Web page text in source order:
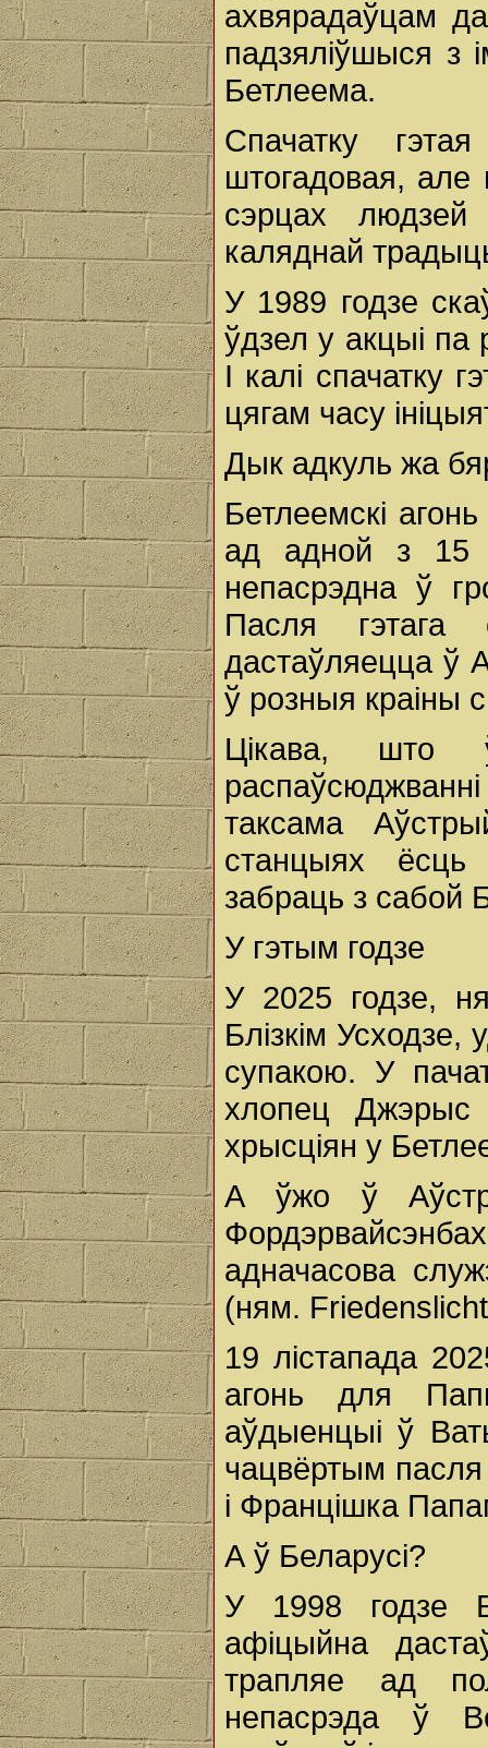
ахвярадаўцам
падзяліўшыся з
Бетлеема.
Спачатку
штогадовая, але
сэрцах людзей
каляднай
У 1989 годзе
ўдзел у акцыі па
І калі спачатку
цягам часу
Дык адкуль жа
Бетлеемскі
ад адной з 15
непасрэдна ў
Пасля гэтага
дастаўляецца ў
ў розныя краіны
Цікава, што
таксама
станцыях
забраць з сабой
У гэтым годзе
У 2025 годзе,
Блізкім Усходзе,
супакою. У
хлопец Джэрыс
хрысціян у
А ўжо ў
адначасова
(ням.
19 лістапада
агонь для
аўдыенцыі ў
чацвёртым
і Францішка
А ў Беларусі?
У 1998 годзе
афіцыйна
трапляе ад
непасрэда ў